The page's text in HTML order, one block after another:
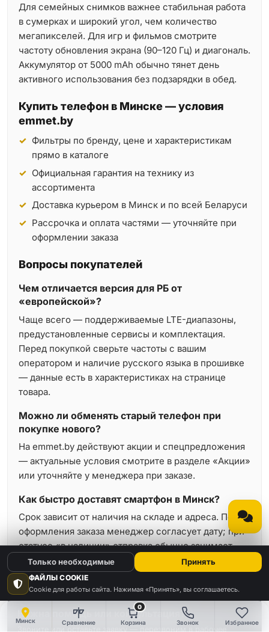
Минск Сравнение
0
Корзина Звонок Избранное
Для семейных снимков важнее стабильная работа
в сумерках и широкий угол, чем количество
мегапикселей. Для игр и фильмов смотрите
частоту обновления экрана (90–120 Гц) и диагональ.
Аккумулятор от 5000 mAh обычно тянет день
активного использования без подзарядки в обед.
Купить телефон в Минске — условия
emmet.by
Фильтры по бренду, цене и характеристикам
прямо в каталоге
Официальная гарантия на технику из
ассортимента
Доставка курьером в Минск и по всей Беларуси
Рассрочка и оплата частями — уточняйте при
оформлении заказа
Вопросы покупателей
Чем отличается версия для РБ от
«европейской»?
Чаще всего — поддерживаемые LTE-диапазоны,
предустановленные сервисы и комплектация.
Перед покупкой сверьте частоты с вашим
оператором и наличие русского языка в прошивке
— данные есть в характеристиках на странице
товара.
Можно ли обменять старый телефон при
покупке нового?
На emmet.by действуют акции и спецпредложения
— актуальные условия смотрите в разделе «Акции»
или уточняйте у менеджера при заказе.
Как быстро доставят смартфон в Минск?
Срок зависит от наличия на складе и адреса. После
оформления заказа менеджер согласует дату; при
статусе «в наличии» отправка обычно занимает
минимальное время.
Нужна помощь или консультация?
ФАЙЛЫ COOKIE
Cookie для работы сайта. Нажимая «Принять», вы соглашаетесь.
Только необходимые Принять